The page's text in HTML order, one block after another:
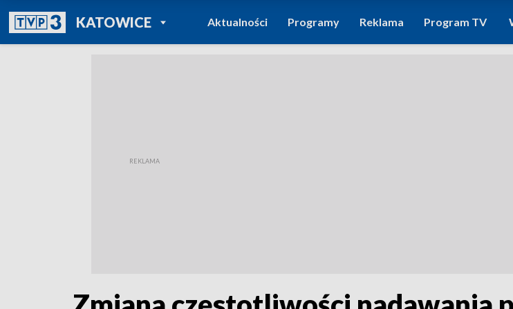
KATOWICEPOWRÓT DO
TVP REGIONY
Aktualności Programy Reklama Program TV